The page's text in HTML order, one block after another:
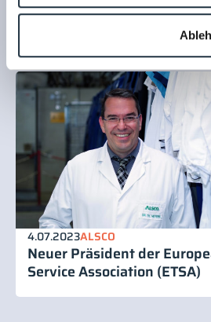
zentralen Sterilherstellung
4.07.2023ALSCO
Neuer Präsident der
Service Association (ETSA)